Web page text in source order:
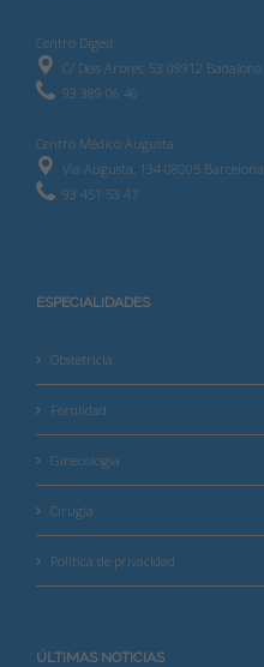
Centro Digest
C/ Dels Arbres, 53 08912 Badalona
93 389 06 46
Centro Médico Augusta
Via Augusta, 134 08005 Barcelona
93 451 53 47
ESPECIALIDADES
Obstetricia
Fertilidad
Ginecología
Cirugía
Política de privacidad
ÚLTIMAS NOTICIAS